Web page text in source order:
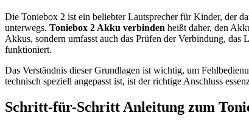
Die Toniebox 2 ist ein beliebter Lautsprecher für Kinder, der
unterwegs. Toniebox 2 Akku verbinden heißt daher, den
Akkus, sondern umfasst auch das Prüfen der Verbindung,
funktioniert.
Das Verständnis dieser Grundlagen ist wichtig, um
technisch speziell angepasst ist, ist der richtige Anschluss
Schritt-für-Schritt Anleitung zum